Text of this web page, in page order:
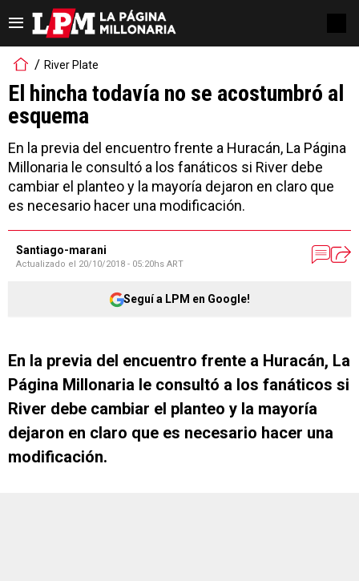
River Plate
El hincha todavía no se acostumbró al
esquema
En la previa del encuentro frente a Huracán, La Página
Millonaria le consultó a los fanáticos si River debe
cambiar el planteo y la mayoría dejaron en claro que
es necesario hacer una modificación.
Santiago-marani
Actualizado el 20/10/2018 - 05:20hs ART
Seguí a LPM en Google!
En la previa del encuentro frente a Huracán, La
Página Millonaria le consultó a los fanáticos si
River debe cambiar el planteo y la mayoría
dejaron en claro que es necesario hacer una
modificación.